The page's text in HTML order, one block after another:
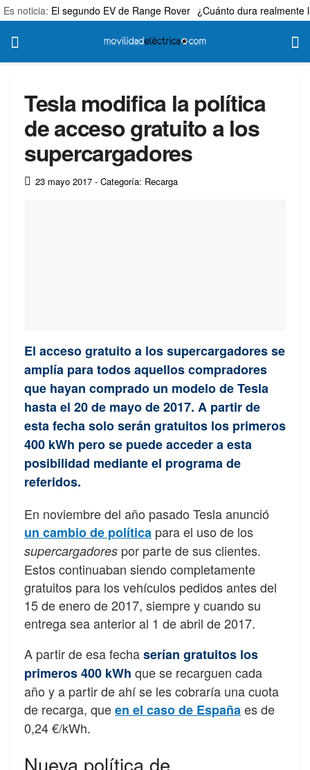
Es noticia: El segundo EV de Range Rover ¿Cuánto dura realmente
Tesla modifica la política
de acceso gratuito a los
supercargadores
23 mayo 2017 - Categoría: Recarga
El acceso gratuito a los supercargadores se
amplía para todos aquellos compradores
que hayan comprado un modelo de Tesla
hasta el 20 de mayo de 2017. A partir de
esta fecha solo serán gratuitos los primeros
400 kWh pero se puede acceder a esta
posibilidad mediante el programa de
referidos.
En noviembre del año pasado Tesla anunció
un cambio de política para el uso de los
supercargadores por parte de sus clientes.
Estos continuaban siendo completamente
gratuitos para los vehículos pedidos antes del
15 de enero de 2017, siempre y cuando su
entrega sea anterior al 1 de abril de 2017.
A partir de esa fechaserían gratuitos los
primeros 400 kWh que se recarguen cada
año y a partir de ahí se les cobraría una cuota
de recarga, queen el caso de Españaes de
0,24 €/kWh.
Nueva política de